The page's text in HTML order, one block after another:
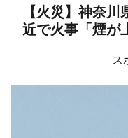
【火災】神奈
近で火事「煙が
ス